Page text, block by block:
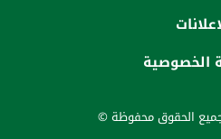
الخصوصية
جميع الحقوق محفوظة ©